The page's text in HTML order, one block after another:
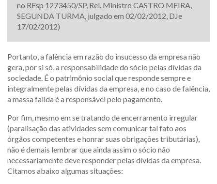
no REsp 1273450/SP, Rel. Ministro CASTRO MEIRA,
SEGUNDA TURMA, julgado em 02/02/2012, DJe
17/02/2012)
Portanto, a falência em razão do insucesso da empresa não
gera, por si só, a responsabilidade do sócio pelas dívidas da
sociedade. É o patrimônio social que responde sempre e
integralmente pelas dívidas da empresa, e no caso de falência,
a massa falida é a responsável pelo pagamento.
Por fim, mesmo em se tratando de encerramento irregular
(paralisação das atividades sem comunicar tal fato aos
órgãos competentes e honrar suas obrigações tributárias),
não é demais lembrar que ainda assim o sócio não
necessariamente deve responder pelas dívidas da empresa.
Citamos abaixo algumas situações: